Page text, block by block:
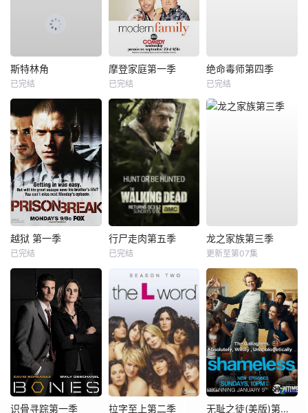
斯特林角
已完结
摩登家庭第一季
已完结
绝命毒师第四季
已完结
越狱 第一季
已完结
行尸走肉第五季
已完结
龙之家族第三季
更新至第07集
识骨寻踪第一季 拉字至上第二季 无耻之徒(美版)第一季